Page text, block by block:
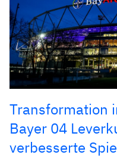
Transformation
Bayer 04
verbesserte